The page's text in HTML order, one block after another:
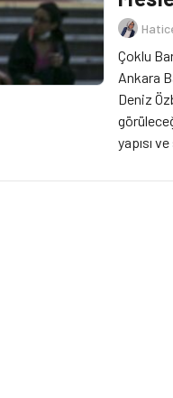
Çoklu
Ankara
Deniz
yapısı
sorun."